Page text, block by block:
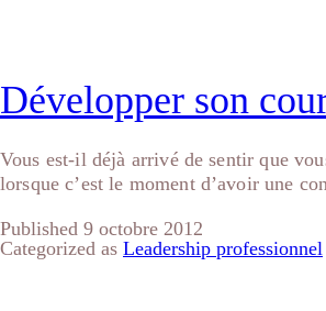
Développer son
Vous est-il déjà arrivé de sentir que
lorsque c’est le moment d’avoir une
Published 9 octobre 2012
Categorized as Leadership professionnel